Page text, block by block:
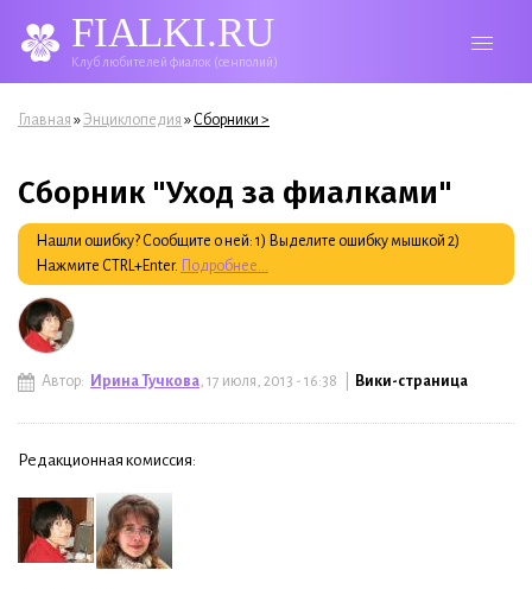
FIALKI.RU
Клуб любителей фиалок (сенполий)
Вы здесь
Главная »Энциклопедия » Сборники >
Сборник "Уход за фиалками"
Нашли ошибку? Сообщите о ней: 1) Выделите ошибку мышкой 2)
Нажмите CTRL+Enter. Подробнее...
Автор: Ирина Тучкова, 17 июля, 2013 - 16:38 | Вики-страница
Редакционная комиссия: